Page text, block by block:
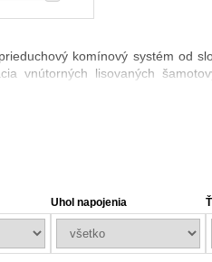
komínový systém od
vnútorných lisovaných
Uhol napojenia